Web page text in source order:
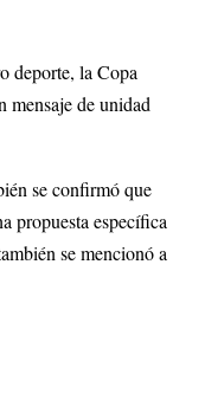
deporte, la Copa
mensaje de unidad
se confirmó que
propuesta específica
se mencionó a